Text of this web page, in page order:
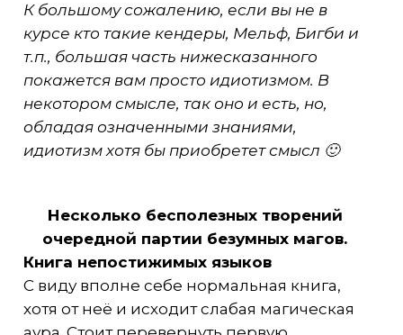
К большому сожалению, если вы не в
курсе кто такие кендеры, Мельф, Бигби и
т.п., большая часть нижесказанного
покажется вам просто идиотизмом. В
некотором смысле, так оно и есть, но,
обладая означенными знаниями,
идиотизм хотя бы приобретет смысл 🙂
Несколько бесполезных творений
очередной партии безумных магов.
Книга непостижимых языков
С виду вполне себе нормальная книга,
хотя от неё и исходит слабая магическая